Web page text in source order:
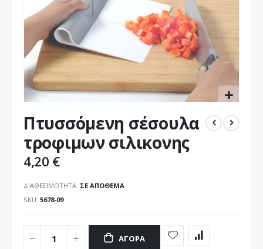
στην
αρχή
της
συλλογής
εικόνων
Πτυσσόμενη σέσουλα
τροφιμων σιλικονης
4,20 €
ΔΙΑΘΕΣΙΜΌΤΗΤΑ: ΣΕ ΑΠΌΘΕΜΑ
SKU 5678-09
ΑΓΟΡΆ